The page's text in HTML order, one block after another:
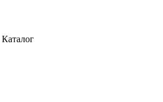
Каталог